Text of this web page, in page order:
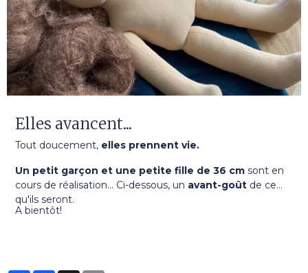
Elles avancent...
Tout doucement, elles prennent vie.
Un petit garçon et une petite fille de 36 cm sont en
cours de réalisation... Ci-dessous, un avant-goût de ce
qu'ils seront.
A bientôt!